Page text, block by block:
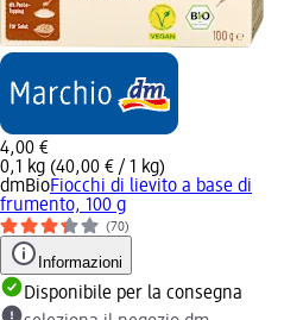
4,00 €
0,1 kg (40,00 € / 1 kg)
dmBioFiocchi di lievito a base di
frumento, 100 g
(70)
Informazioni
Disponibile per la consegna